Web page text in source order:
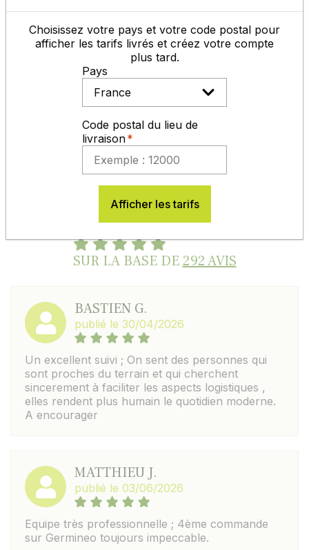
EXCELLENT : 4,7/5
SUR LA BASE DE292 AVIS
BASTIEN G.
publié le 30/04/2026
Un excellent suivi ; On sent des personnes qui
sont proches du terrain et qui cherchent
sincerement à faciliter les aspects logistiques ,
elles rendent plus humain le quotidien moderne.
A encourager
MATTHIEU J.
publié le 03/06/2026
Equipe très professionnelle ; 4ème commande
sur Germineo toujours impeccable.
Choisissez votre pays et votre code postal pour
afficher les tarifs livrés et créez votre compte
plus tard.
Pays
Code postal du lieu de
livraison
Afficher les tarifs